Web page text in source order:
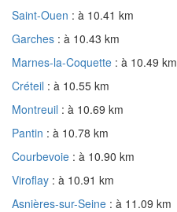
Saint-Ouen : à 10.41 km
Garches : à 10.43 km
Marnes-la-Coquette : à 10.49 km
Créteil : à 10.55 km
Montreuil : à 10.69 km
Pantin : à 10.78 km
Courbevoie : à 10.90 km
Viroflay : à 10.91 km
Asnières-sur-Seine : à 11.09 km